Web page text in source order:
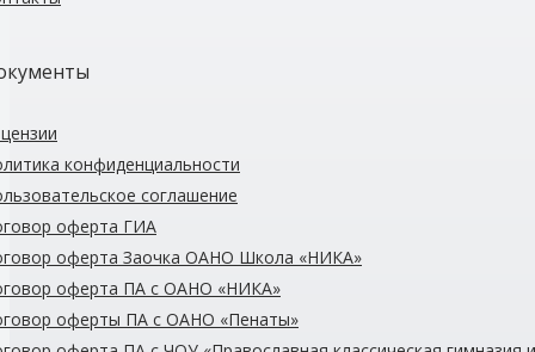
конфиденциальности
соглашение
оферта ГИА
оферта Заочка ОАНО Школа «НИКА»
оферта ПА с ОАНО «НИКА»
оферты ПА с ОАНО «Пенаты»